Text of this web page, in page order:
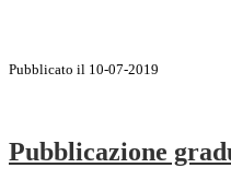
Pubblicato il 10-07-2019
Pubblicazione